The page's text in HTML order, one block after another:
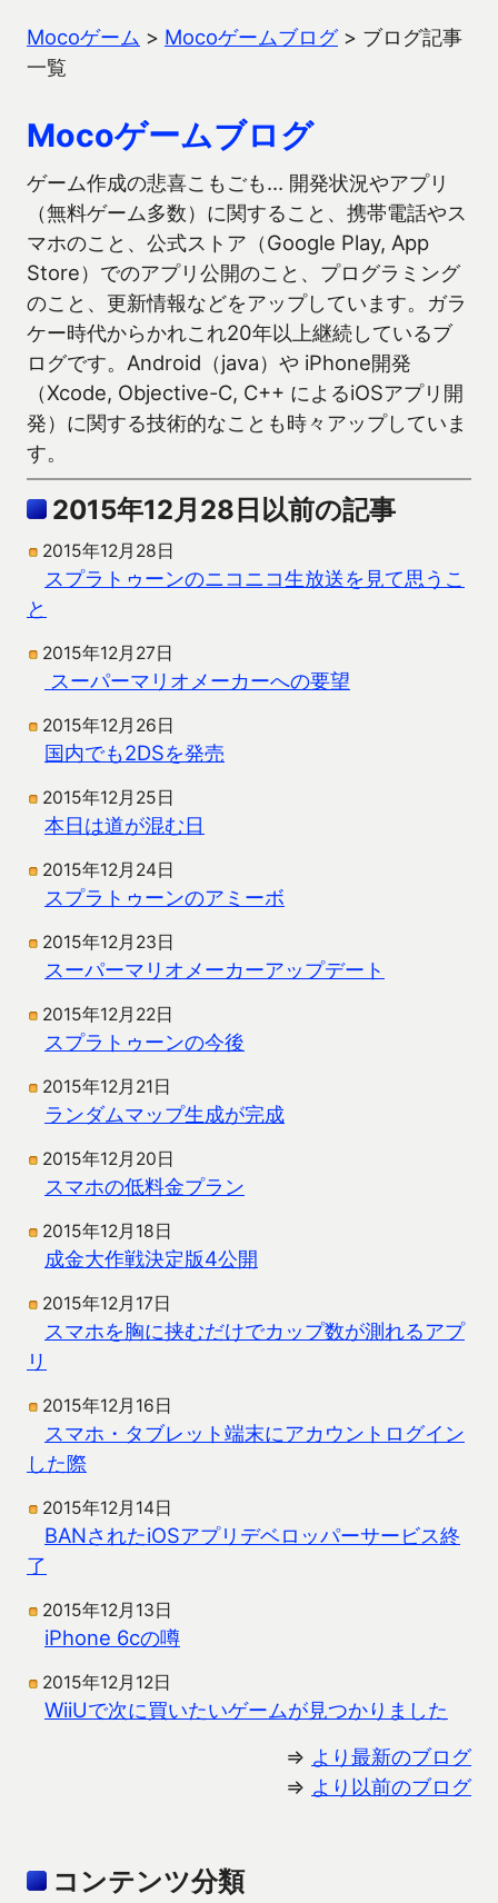
Mocoゲーム > Mocoゲームブログ> ブログ記事
一覧
Mocoゲームブログ
ゲーム作成の悲喜こもごも… 開発状況やアプリ
（無料ゲーム多数）に関すること、携帯電話やス
マホのこと、公式ストア（Google Play, App
Store）でのアプリ公開のこと、プログラミング
のこと、更新情報などをアップしています。ガラ
ケー時代からかれこれ20年以上継続しているブ
ログです。Android（java）や iPhone開発
（Xcode, Objective-C, C++ によるiOSアプリ開
発）に関する技術的なことも時々アップしていま
す。
2015年12月28日以前の記事
2015年12月28日
スプラトゥーンのニコニコ生放送を見て思うこ
と
2015年12月27日
スーパーマリオメーカーへの要望
2015年12月26日
国内でも2DSを発売
2015年12月25日
本日は道が混む日
2015年12月24日
スプラトゥーンのアミーボ
2015年12月23日
スーパーマリオメーカーアップデート
2015年12月22日
スプラトゥーンの今後
2015年12月21日
ランダムマップ生成が完成
2015年12月20日
スマホの低料金プラン
2015年12月18日
成金大作戦決定版4公開
2015年12月17日
スマホを胸に挟むだけでカップ数が測れるアプ
リ
2015年12月16日
スマホ・タブレット端末にアカウントログイン
した際
2015年12月14日
BANされたiOSアプリデベロッパーサービス終
了
2015年12月13日
iPhone 6cの噂
2015年12月12日
WiiUで次に買いたいゲームが見つかりました
⇒ より最新のブログ
⇒ より以前のブログ
コンテンツ分類